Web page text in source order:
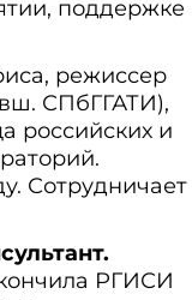
поддержке
режиссер
СПбГГАТИ),
российских и
Сотрудничает
РГИСИ